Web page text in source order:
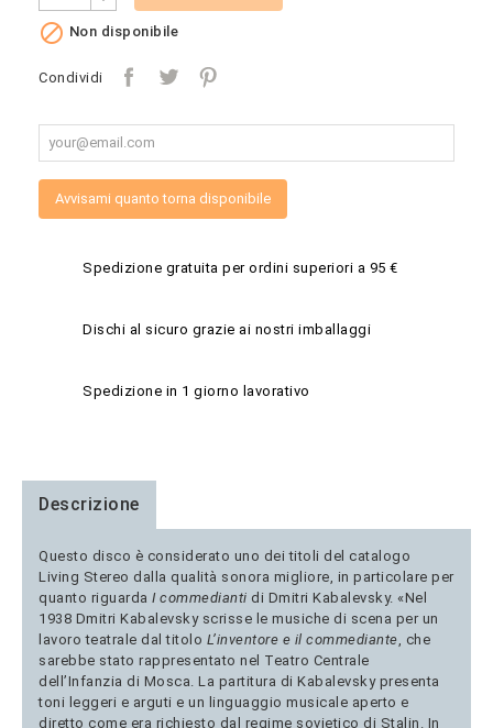
 Non disponibile
Condividi
Avvisami quanto torna disponibile
Spedizione gratuita per ordini superiori a 95 €
Dischi al sicuro grazie ai nostri imballaggi
Spedizione in 1 giorno lavorativo
Descrizione
Questo disco è considerato uno dei titoli del catalogo
Living Stereo dalla qualità sonora migliore, in particolare per
quanto riguarda I commedianti di Dmitri Kabalevsky. «Nel
1938 Dmitri Kabalevsky scrisse le musiche di scena per un
lavoro teatrale dal titolo L’inventore e il commediante, che
sarebbe stato rappresentato nel Teatro Centrale
dell’Infanzia di Mosca. La partitura di Kabalevsky presenta
toni leggeri e arguti e un linguaggio musicale aperto e
diretto come era richiesto dal regime sovietico di Stalin. In